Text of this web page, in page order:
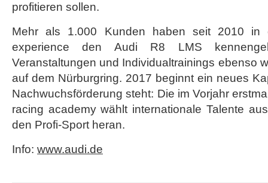
profitieren sollen.
Mehr als 1.000 Kunden haben seit 2010 in
experience den Audi R8 LMS
Veranstaltungen und Individualtrainings ebenso
auf dem Nürburgring. 2017 beginnt ein neues
Nachwuchsförderung steht: Die im Vorjahr
racing academy wählt internationale Talente
den Profi-Sport heran.
Info: www.audi.de